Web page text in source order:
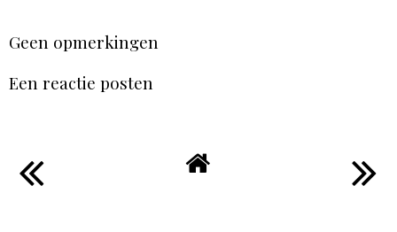
Geen opmerkingen
Een reactie posten